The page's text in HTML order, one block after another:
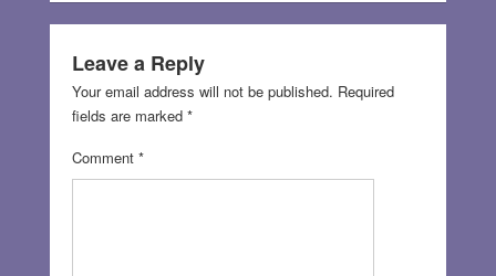
Leave a Reply
Your email address will not be published. Required
fields are marked *
Comment *